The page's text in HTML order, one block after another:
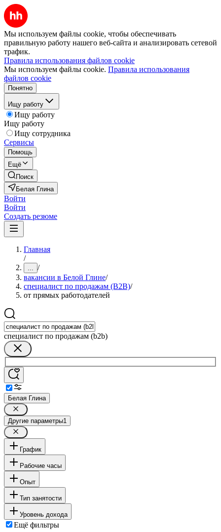
Мы используем файлы cookie, чтобы обеспечивать
правильную работу нашего веб-сайта и анализировать сетевой
трафик.
Правила использования файлов cookie
Мы используем файлы cookie. Правила использования
файлов cookie
Понятно
Ищу работу
Ищу работу
Ищу работу
Ищу сотрудника
Сервисы
Помощь
Ещё
Поиск
Белая Глина
Войти
Войти
Создать резюме
Главная
/
... /
вакансии в Белой Глине/
специалист по продажам (B2B)/
от прямых работодателей
специалист по продажам (b2b)
Белая Глина
Другие параметры1
График
Рабочие часы
Опыт
Тип занятости
Уровень дохода
Ещё фильтры